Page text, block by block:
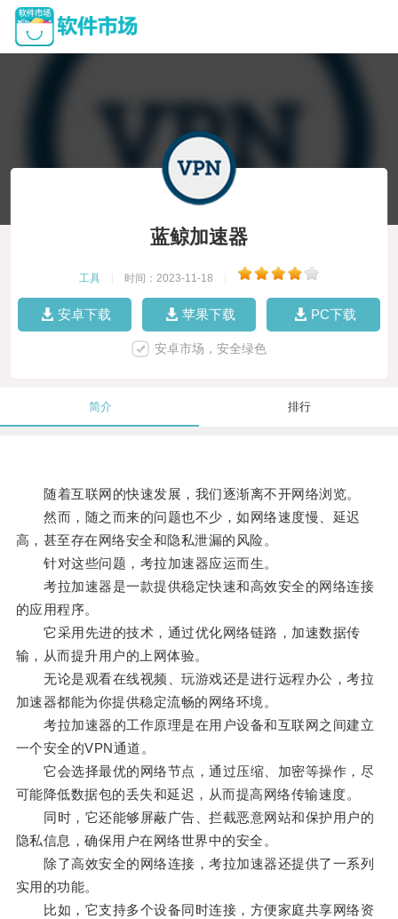
蓝鲸加速器
工具 时间：2023-11-18
安卓下载 苹果下载 PC下载
安卓市场，安全绿色
简介 排行
随着互联网的快速发展，我们逐渐离不开网络浏览。
然而，随之而来的问题也不少，如网络速度慢、延迟
高，甚至存在网络安全和隐私泄漏的风险。
针对这些问题，考拉加速器应运而生。
考拉加速器是一款提供稳定快速和高效安全的网络连接
的应用程序。
它采用先进的技术，通过优化网络链路，加速数据传
输，从而提升用户的上网体验。
无论是观看在线视频、玩游戏还是进行远程办公，考拉
加速器都能为你提供稳定流畅的网络环境。
考拉加速器的工作原理是在用户设备和互联网之间建立
一个安全的VPN通道。
它会选择最优的网络节点，通过压缩、加密等操作，尽
可能降低数据包的丢失和延迟，从而提高网络传输速度。
同时，它还能够屏蔽广告、拦截恶意网站和保护用户的
隐私信息，确保用户在网络世界中的安全。
除了高效安全的网络连接，考拉加速器还提供了一系列
实用的功能。
比如，它支持多个设备同时连接，方便家庭共享网络资